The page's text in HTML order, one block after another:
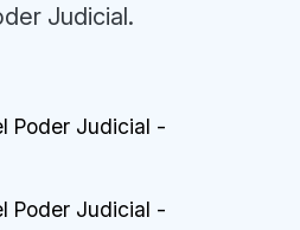
Judicial.
Poder Judicial -
Poder Judicial -